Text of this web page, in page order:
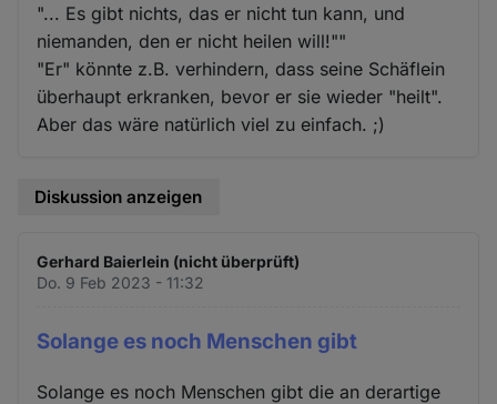
"... Es gibt nichts, das er nicht tun kann, und
niemanden, den er nicht heilen will!""
"Er" könnte z.B. verhindern, dass seine Schäflein
überhaupt erkranken, bevor er sie wieder "heilt".
Aber das wäre natürlich viel zu einfach. ;)
Diskussion anzeigen
Gerhard Baierlein (nicht überprüft)
Do. 9 Feb 2023 - 11:32
Solange es noch Menschen gibt
Solange es noch Menschen gibt die an derartige